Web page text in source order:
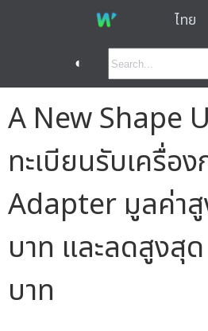
ไทย
◐
A New Shape
ทะเบียนรับเครื่อ
Adapter มูลค่า
บาท และลดสูงสุ
บาท